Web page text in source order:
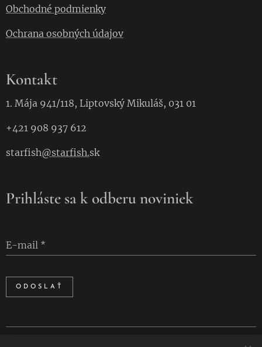
Obchodné podmienky
Ochrana osobných údajov
Kontakt
1. Mája 941/118, Liptovský Mikuláš, 031 01
+421 908 937 612
starfish@starfish.sk
Prihláste sa k odberu noviniek
E-mail
ODOSLAŤ